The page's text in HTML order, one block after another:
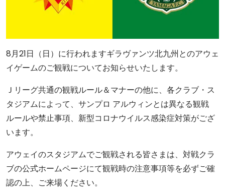
8月21日（日）に行われますギラヴァンツ北九州とのアウェ
イゲームのご観戦についてお知らせいたします。
Ｊリーグ共通の観戦ルール＆マナーの他に、各クラブ・ス
タジアムによって、サンプロ アルウィンとは異なる観戦
ルールや禁止事項、新型コロナウイルス感染症対策がござ
います。
アウェイのスタジアムでご観戦される皆さまは、対戦クラ
ブの公式ホームページにて観戦時の注意事項等を必ずご確
認の上、ご来場ください。